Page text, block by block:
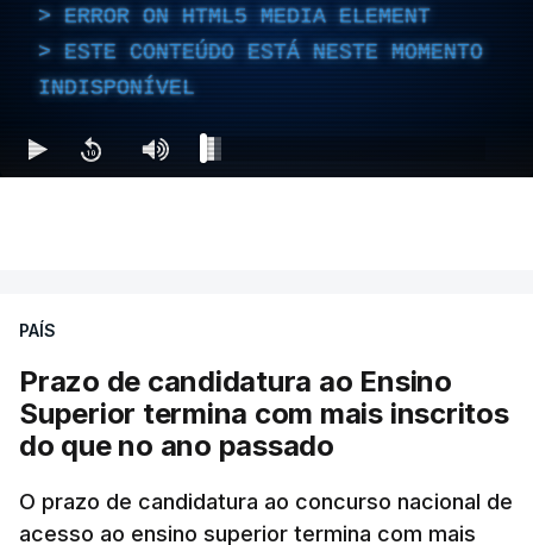
ERROR ON HTML5 MEDIA ELEMENT
ESTE CONTEÚDO ESTÁ NESTE MOMENTO
INDISPONÍVEL
PAÍS
Prazo de candidatura ao Ensino
Superior termina com mais inscritos
do que no ano passado
O prazo de candidatura ao concurso nacional de
acesso ao ensino superior termina com mais